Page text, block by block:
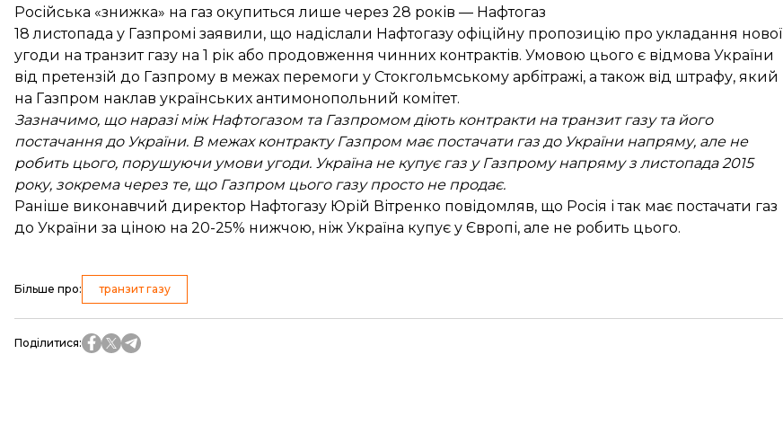
Російська «знижка» на газ окупиться лише через 28 років — Нафтогаз
18 листопада у Газпромі заявили, що надіслали Нафтогазу офіційну пропозицію про укладання нової
угоди на транзит газу на 1 рік або продовження чинних контрактів. Умовою цього є відмова України
від претензій до Газпрому в межах перемоги у Стокгольмському арбітражі, а також від штрафу, який
на Газпром наклав українських антимонопольний комітет.
Зазначимо, що наразі між Нафтогазом та Газпромом діють контракти на транзит газу та його
постачання до України. В межах контракту Газпром має постачати газ до України напряму, але не
робить цього, порушуючи умови угоди. Україна не купує газ у Газпрому напряму з листопада 2015
року, зокрема через те, що Газпром цього газу просто не продає.
Раніше виконавчий директор Нафтогазу Юрій Вітренко повідомляв, що Росія і так має постачати газ
до України за ціною на 20-25% нижчою, ніж Україна купує у Європі, але не робить цього.
Більше про: транзит газу
Поділитися: